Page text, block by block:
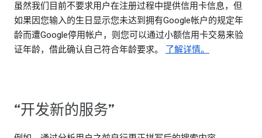
虽然我们目前不要求用户在注册过程中提供信用卡信息，但
如果因您输入的生日显示您未达到拥有Google帐户的规定年
龄而遭Google停用帐户，则您可以通过小额信用卡交易来验
证年龄，借此确认自己符合年龄要求。 了解详情。
“开发新的服务”